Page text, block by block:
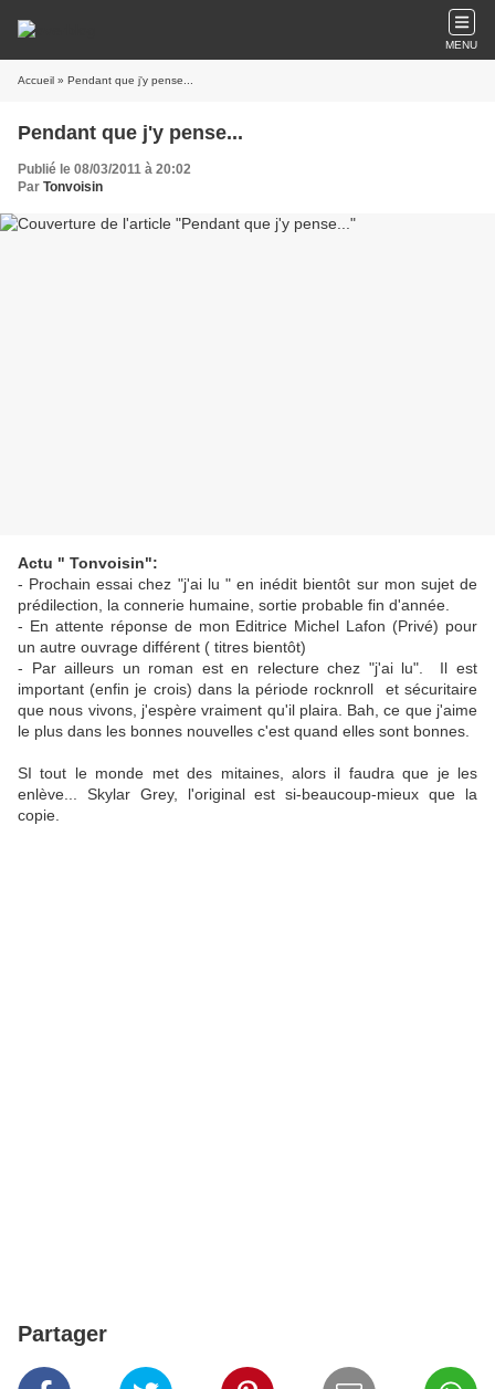
MENU
Accueil » Pendant que j'y pense...
Pendant que j'y pense...
Publié le 08/03/2011 à 20:02
Par Tonvoisin
Actu " Tonvoisin":
- Prochain essai chez "j'ai lu " en inédit bientôt sur mon sujet de
prédilection, la connerie humaine, sortie probable fin d'année.
- En attente réponse de mon Editrice Michel Lafon (Privé) pour
un autre ouvrage différent ( titres bientôt)
- Par ailleurs un roman est en relecture chez "j'ai lu". Il est
important (enfin je crois) dans la période rocknroll et sécuritaire
que nous vivons, j'espère vraiment qu'il plaira. Bah, ce que j'aime
le plus dans les bonnes nouvelles c'est quand elles sont bonnes.
SI tout le monde met des mitaines, alors il faudra que je les
enlève... Skylar Grey, l'original est si-beaucoup-mieux que la
copie.
Partager